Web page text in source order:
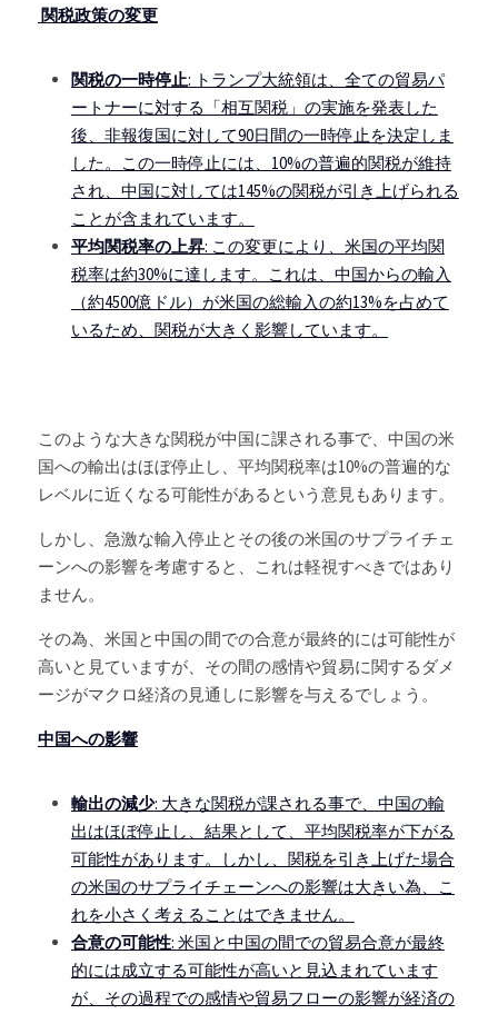
関税政策の変更
関税の一時停止: トランプ大統領は、全ての貿易パ
ートナーに対する「相互関税」の実施を発表した
後、非報復国に対して90日間の一時停止を決定しま
した。この一時停止には、10%の普遍的関税が維持
され、中国に対しては145%の関税が引き上げられる
ことが含まれています。
平均関税率の上昇: この変更により、米国の平均関
税率は約30%に達します。これは、中国からの輸入
（約4500億ドル）が米国の総輸入の約13%を占めて
いるため、関税が大きく影響しています。
このような大きな関税が中国に課される事で、中国の米
国への輸出はほぼ停止し、平均関税率は10%の普遍的な
レベルに近くなる可能性があるという意見もあります。
しかし、急激な輸入停止とその後の米国のサプライチェ
ーンへの影響を考慮すると、これは軽視すべきではあり
ません。
その為、米国と中国の間での合意が最終的には可能性が
高いと見ていますが、その間の感情や貿易に関するダメ
ージがマクロ経済の見通しに影響を与えるでしょう。
中国への影響
輸出の減少: 大きな関税が課される事で、中国の輸
出はほぼ停止し、結果として、平均関税率が下がる
可能性があります。しかし、関税を引き上げた場合
の米国のサプライチェーンへの影響は大きい為、こ
れを小さく考えることはできません。
合意の可能性: 米国と中国の間での貿易合意が最終
的には成立する可能性が高いと見込まれています
が、その過程での感情や貿易フローの影響が経済の